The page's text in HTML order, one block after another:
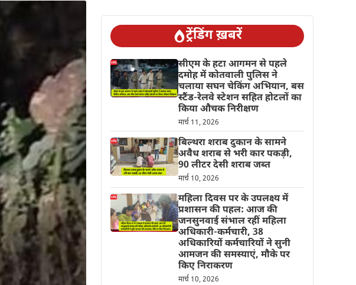
ट्रेंडिंग ख़बरें
सीएम के हटा आगमन से पहले
दमोह में कोतवाली पुलिस ने
चलाया सघन चेकिंग अभियान, बस
स्टैंड-रेलवे स्टेशन सहित होटलों का
किया औचक निरीक्षण
मार्च 11, 2026
बिल्थरा शराब दुकान के सामने
अवैध शराब से भरी कार पकड़ी,
90 लीटर देसी शराब जब्त
मार्च 10, 2026
महिला दिवस पर के उपलक्ष्य में
प्रशासन की पहल: आज की
जनसुनवाई संभाल रहीं महिला
अधिकारी-कर्मचारी, 38
अधिकारियों कर्मचारियों ने सुनी
आमजन की समस्याएं, मौके पर
किए निराकरण
मार्च 10, 2026